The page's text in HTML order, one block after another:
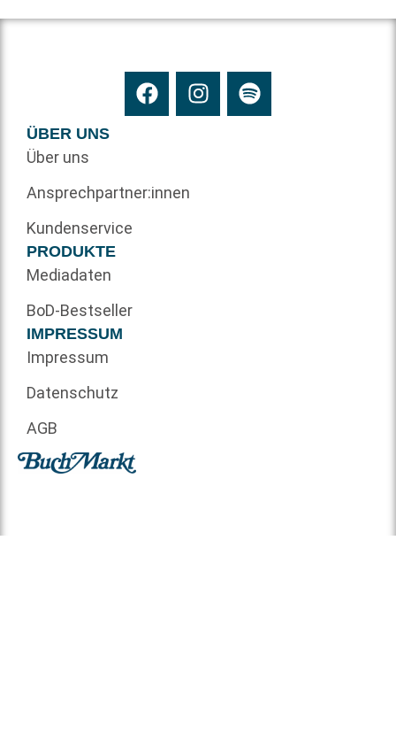
ÜBER UNS
Über uns
Ansprechpartner:innen
Kundenservice
PRODUKTE
Mediadaten
BoD-Bestseller
IMPRESSUM
Impressum
Datenschutz
AGB